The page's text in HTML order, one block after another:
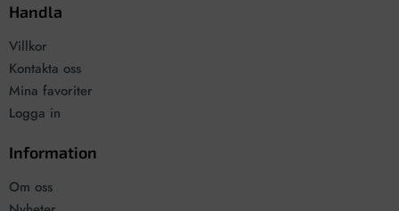
Handla
Villkor
Kontakta oss
Mina favoriter
Logga in
Information
Om oss